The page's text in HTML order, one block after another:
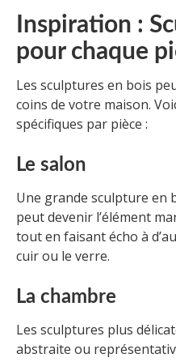
Inspiration :
pour chaque
Les sculptures en bois
coins de votre maison.
spécifiques par pièce :
Le salon
Une grande sculpture en
peut devenir l’élément
tout en faisant écho à
cuir ou le verre.
La chambre
Les sculptures plus
abstraite ou